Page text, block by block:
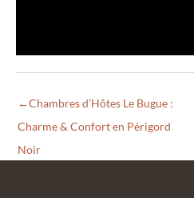
←Chambres d’Hôtes Le Bugue :
Charme & Confort en Périgord
Noir